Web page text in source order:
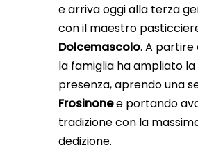
e arriva oggi alla terza
con il maestro
Dolcemascolo. A partire
la famiglia ha ampliato la
presenza, aprendo una
Frosinonee portando
tradizione con la
dedizione.